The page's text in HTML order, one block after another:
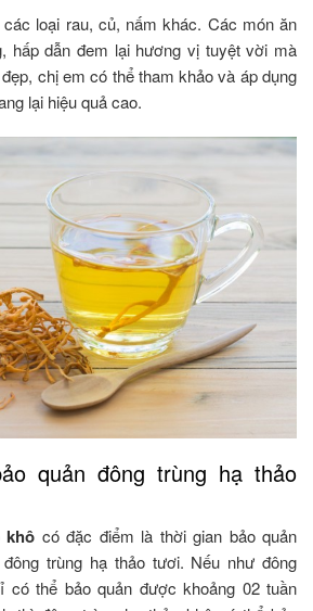
loại rau, củ, nấm khác. Các món ăn
hấp dẫn đem lại hương vị tuyệt vời mà
chị em có thể tham khảo và áp dụng
lại hiệu quả cao.
quản đông trùng hạ thảo
khô có đặc điểm là thời gian bảo quản
trùng hạ thảo tươi. Nếu như đông
có thể bảo quản được khoảng 02 tuần